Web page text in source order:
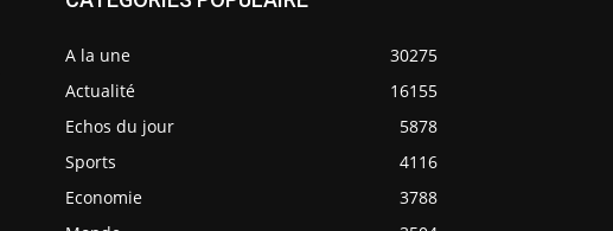
A la une
30275
Actualité
16155
Echos du jour
5878
Sports
4116
Economie
3788